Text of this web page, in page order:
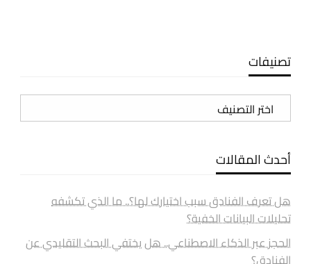
تصنيفات
تصنيفات
أحدث المقالات
هل تعرف الفنادق سبب اختيارك لها؟.. ما الذي تكشفه
تحليلات البيانات الخفية؟
الحجز عبر الذكاء الاصطناعي.. هل يختفي البحث التقليدي عن
الفنادق؟